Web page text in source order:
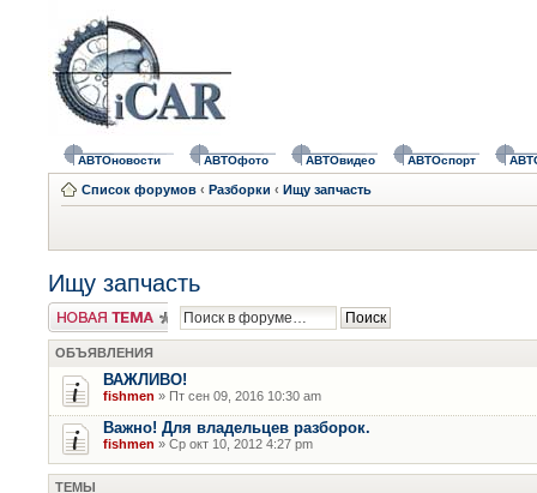
АВТОновости АВТОфото АВТОвидео АВТОспорт
Список форумов ‹ Разборки ‹ Ищу запчасть
Ищу запчасть
Новая тема
ОБЪЯВЛЕНИЯ
ВАЖЛИВО!
fishmen » Пт сен 09, 2016 10:30 am
Важно! Для владельцев разборок.
fishmen » Ср окт 10, 2012 4:27 pm
ТЕМЫ